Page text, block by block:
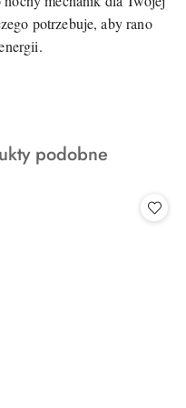
potrzebuje, aby rano
podobne